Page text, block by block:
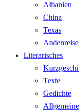
Albanien
China
Texas
Andenreise
Literarisches
Texte
Gedichte